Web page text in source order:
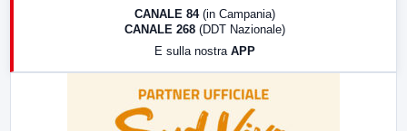
CANALE 84 (in Campania)
CANALE 268 (DDT Nazionale)
E sulla nostra APP